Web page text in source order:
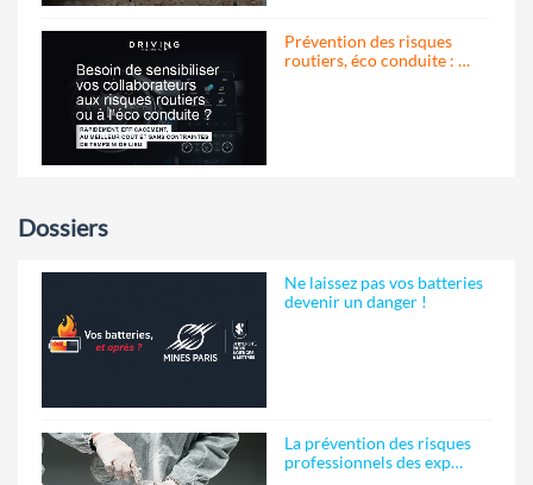
Prévention des risques
routiers, éco conduite : …
Dossiers
Ne laissez pas vos batteries
devenir un danger !
La prévention des risques
professionnels des exp…